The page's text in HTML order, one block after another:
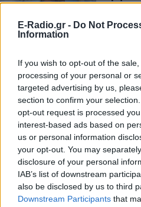
E-Radio.gr - Do Not
Information
If you wish to opt-out of the
processing of your personal or
targeted advertising by us,
section to confirm your
opt-out request is processed
interest-based ads based on
us or personal information
your opt-out. You may
disclosure of your personal
IAB’s list of downstream
also be disclosed by us to third
Downstream Participants that
Ο
μουσικής,
Ελλάδας
Νεαρός
«Πάω
MEGA
ΣΉΜΕΡΑ
Η κάμερα
MEGA»
στιγμή